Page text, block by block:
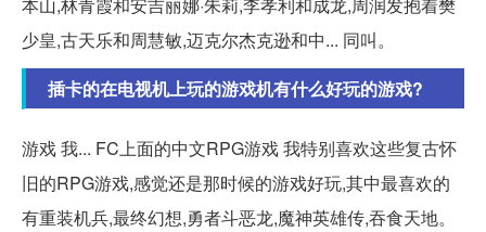
本山,林青霞和安吉丽娜·朱莉,李孝利和成龙,周润发抱着樊
少皇,古天乐和周慧敏,迈克尔杰克逊和中... 同叫。
插卡的在电视机上玩的游戏机有什么好玩的游戏?
游戏 我... FC上面的中文RPG游戏 我特别喜欢这些复古怀
旧的RPG游戏,感觉还是那时候的游戏好玩,其中最喜欢的
有重装机兵,最终幻想,勇者斗恶龙,魔神英雄传,吞食天地。